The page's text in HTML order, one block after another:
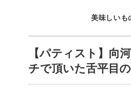
美味しいも
【パティスト】向
チで頂いた舌平目